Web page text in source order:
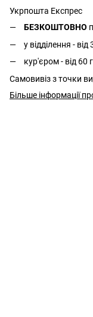
Укрпошта Експрес
БЕЗКОШТОВНО
у відділення - від
кур'єром - від 60
Самовивіз з точки
Більше інформації